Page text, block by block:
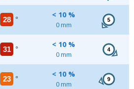
28 °
< 10 %
0 mm
5
31 °
< 10 %
0 mm
4
23 °
< 10 %
0 mm
9